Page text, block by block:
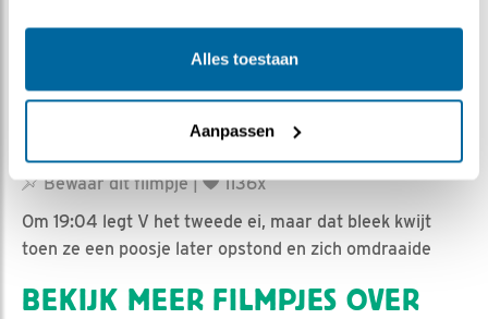
Alles toestaan
Aanpassen
Waar is het tweede ei
Nella | Geplaatst op 29 juli 2019, 19:04 | Vind ik leuk|
Bewaar dit filmpje|
1136x
Om 19:04 legt V het tweede ei, maar dat bleek kwijt
toen ze een poosje later opstond en zich omdraaide
BEKIJK MEER FILMPJES OVER